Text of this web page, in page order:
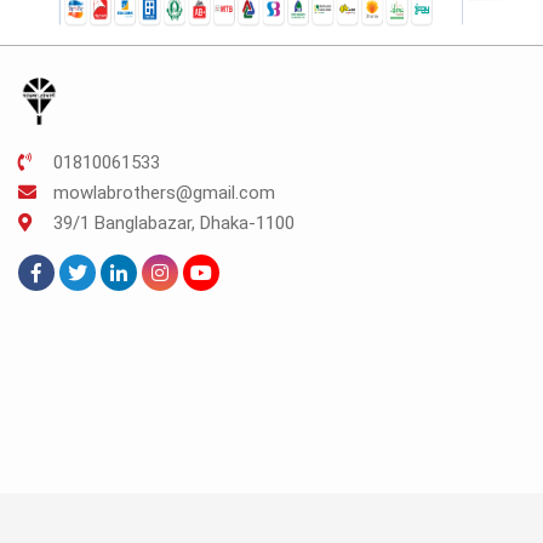
01810061533
mowlabrothers@gmail.com
39/1 Banglabazar, Dhaka-1100